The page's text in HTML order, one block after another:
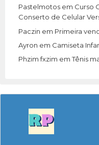
Pastelmotos em Curso
Conserto de Celular
Paczin em Primeira
Ayron em Camiseta
Phzim fxzim emTênis